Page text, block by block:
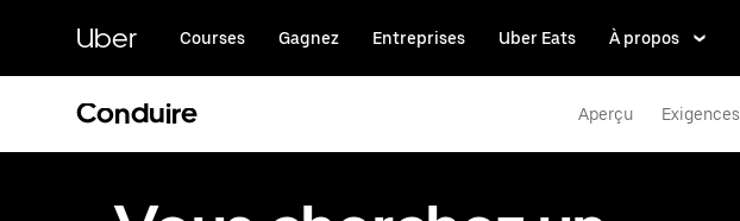
principal
Uber Courses Gagnez Entreprises Uber Eats À propos
Conduire Aperçu Exigences